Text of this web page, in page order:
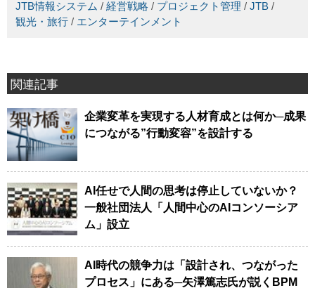
JTB情報システム / 経営戦略 / プロジェクト管理 / JTB /
観光・旅行 / エンターテインメント
関連記事
企業変革を実現する人材育成とは何か─成果
につながる”行動変容”を設計する
AI任せで人間の思考は停止していないか？
一般社団法人「人間中心のAIコンソーシア
ム」設立
AI時代の競争力は「設計され、つながった
プロセス」にある─矢澤篤志氏が説くBPM